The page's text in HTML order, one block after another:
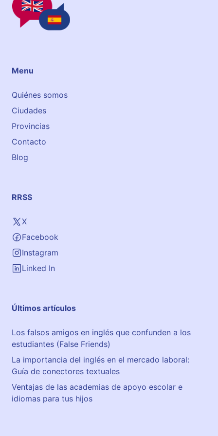
n
P
o
a
d
a
Menu
Quiénes somos
Ciudades
Provincias
Contacto
Blog
RRSS
X
Facebook
Instagram
Linked In
Últimos artículos
Los falsos amigos en inglés que confunden a los
estudiantes (False Friends)
La importancia del inglés en el mercado laboral:
Guía de conectores textuales
Ventajas de las academias de apoyo escolar e
idiomas para tus hijos